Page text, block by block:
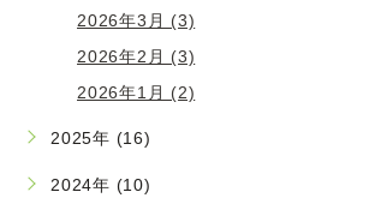
2026年3月 (3)
2026年2月 (3)
2026年1月 (2)
2025年 (16)
2024年 (10)